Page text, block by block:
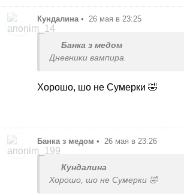
Кундалина • 26 мая в 23:25
Банка з медом
Дневники вампира.
Хорошо, шо не Сумерки 🤣
Банка з медом • 26 мая в 23:26
Кундалина
Хорошо, шо не Сумерки 🤣